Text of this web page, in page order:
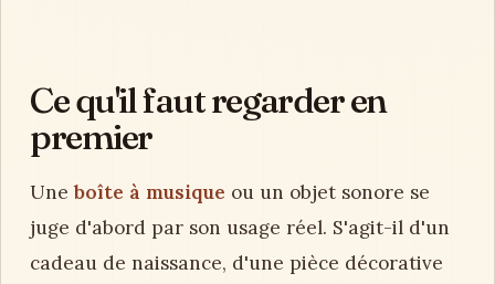
Ce qu'il faut regarder en
premier
Uneboîte à musique ou un objet sonore se
juge d'abord par son usage réel. S'agit-il d'un
cadeau de naissance, d'une pièce décorative